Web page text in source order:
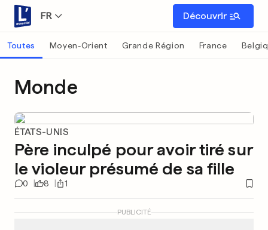
FR Découvrir
Toutes Moyen-Orient Grande Région France
Monde
ÉTATS-UNIS
Père inculpé pour avoir tiré sur
le violeur présumé de sa fille
0 8 1
PUBLICITÉ